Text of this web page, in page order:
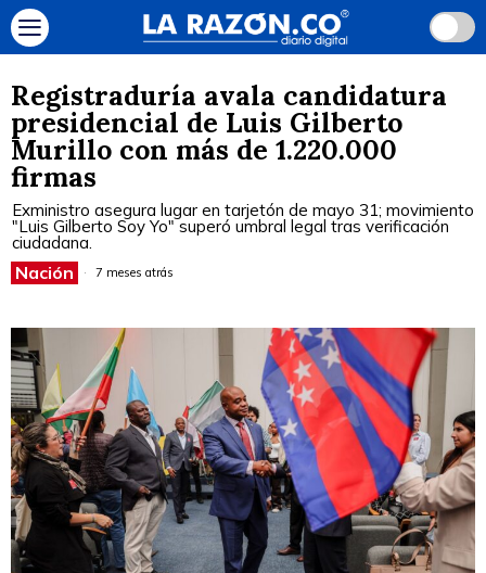
Registraduría avala candidatura
presidencial de Luis Gilberto
Murillo con más de 1.220.000
firmas
Exministro asegura lugar en tarjetón de mayo 31; movimiento
"Luis Gilberto Soy Yo" superó umbral legal tras verificación
ciudadana.
Nación 7 meses atrás